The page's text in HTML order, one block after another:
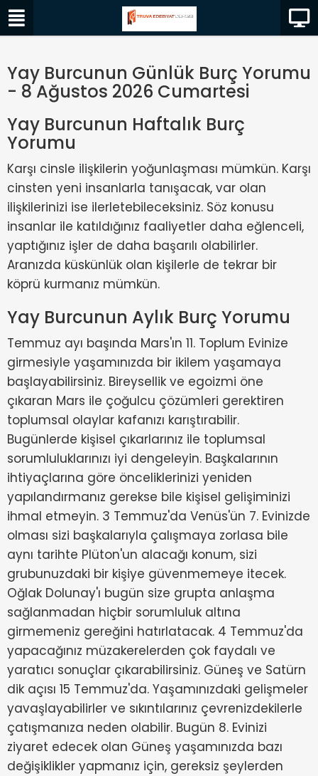
Yay Burcunun Günlük Burç Yorumu
- 8 Ağustos 2026 Cumartesi
Yay Burcunun Haftalık Burç
Yorumu
Karşı cinsle ilişkilerin yoğunlaşması mümkün. Karşı
cinsten yeni insanlarla tanışacak, var olan
ilişkilerinizi ise ilerletebileceksiniz. Söz konusu
insanlar ile katıldığınız faaliyetler daha eğlenceli,
yaptığınız işler de daha başarılı olabilirler.
Aranızda küskünlük olan kişilerle de tekrar bir
köprü kurmanız mümkün.
Yay Burcunun Aylık Burç Yorumu
Temmuz ayı başında Mars'ın 11. Toplum Evinize
girmesiyle yaşamınızda bir ikilem yaşamaya
başlayabilirsiniz. Bireysellik ve egoizmi öne
çıkaran Mars ile çoğulcu çözümleri gerektiren
toplumsal olaylar kafanızı karıştırabilir.
Bugünlerde kişisel çıkarlarınız ile toplumsal
sorumluluklarınızı iyi dengeleyin. Başkalarının
ihtiyaçlarına göre önceliklerinizi yeniden
yapılandırmanız gerekse bile kişisel gelişiminizi
ihmal etmeyin. 3 Temmuz'da Venüs'ün 7. Evinizde
olması sizi başkalarıyla çalışmaya zorlasa bile
aynı tarihte Plüton'un alacağı konum, sizi
grubunuzdaki bir kişiye güvenmemeye itecek.
Oğlak Dolunay'ı bugün size grupta anlaşma
sağlanmadan hiçbir sorumluluk altına
girmemeniz gereğini hatırlatacak. 4 Temmuz'da
yapacağınız müzakerelerden çok faydalı ve
yaratıcı sonuçlar çıkarabilirsiniz. Güneş ve Satürn
dik açısı 15 Temmuz'da. Yaşamınızdaki gelişmeler
yavaşlayabilirler ve sıkıntılarınız çevrenizdekilerle
çatışmanıza neden olabilir. Bugün 8. Evinizi
ziyaret edecek olan Güneş yaşamınızda bazı
değişiklikler yapmanız için, gereksiz şeylerden